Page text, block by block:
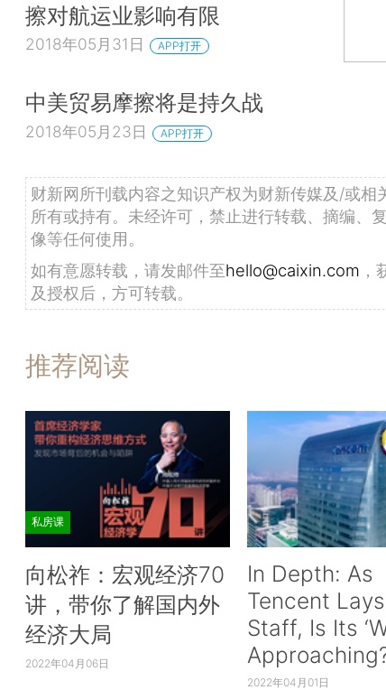
擦对航运业影响有限
2018年05月31日 APP打开
中美贸易摩擦将是持久战
2018年05月23日 APP打开
财新网所刊载内容之知识产权为财新传媒及/或相
所有或持有。未经许可，禁止进行转载、摘编、
像等任何使用。
如有意愿转载，请发邮件至hello@caixin.com ，
及授权后，方可转载。
推荐阅读
私房课
向松祚：宏观经济70
讲，带你了解国内外
经济大局
2022年04月06日
In Depth: As
Tencent
Staff, Is Its
2022年04月01日